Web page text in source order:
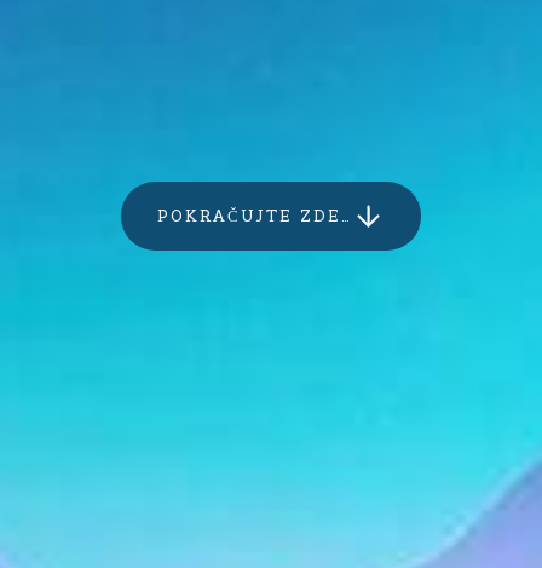
POKRAČUJTE ZDE…